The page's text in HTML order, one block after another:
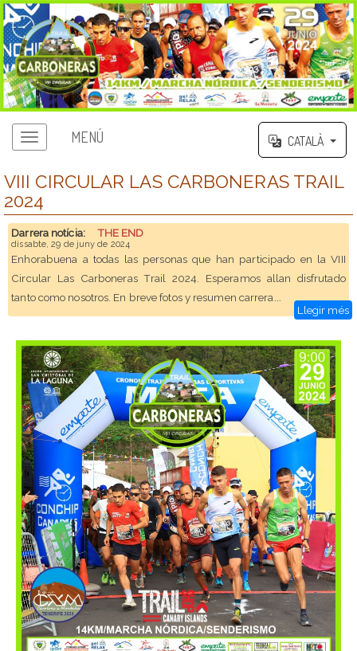
MENÚ CATALÀ
VIII CIRCULAR LAS CARBONERAS TRAIL
2024
Darrera notícia: THE END
dissabte, 29 de juny de 2024
Enhorabuena a todas las personas que han participado en la VIII
Circular Las Carboneras Trail 2024. Esperamos allan disfrutado
tanto como nosotros. En breve fotos y resumen carrera...
Llegir més